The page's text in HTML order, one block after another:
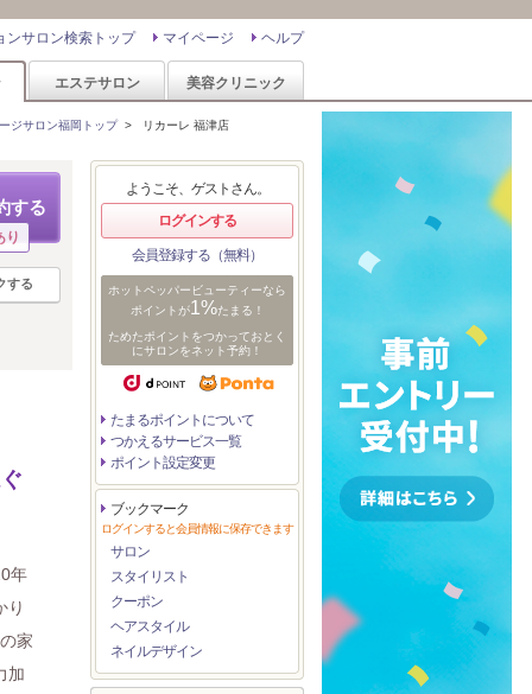
ヘルプ
マイページ
ンサロン検索トップ
エステサロン 美容クリニック
ジサロン福岡トップ> リカーレ 福津店
する
り
する
年
り
家
加
ようこそ、ゲストさん。
ログインする
会員登録する（無料）
ホットペッパービューティーなら
ポイントが1%たまる！
ためたポイントをつかっておとく
にサロンをネット予約！
たまるポイントについて
つかえるサービス一覧
ポイント設定変更
ブックマーク
ログインすると会員情報に保存できます
サロン
スタイリスト
クーポン
ヘアスタイル
ネイルデザイン